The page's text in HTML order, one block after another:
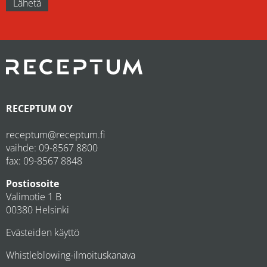
RECEPTUM OY
receptum@receptum.fi
vaihde: 09-8567 8800
fax: 09-8567 8848
Postiosoite
Valimotie 1 B
00380 Helsinki
Evästeiden käyttö
Whistleblowing-ilmoituskanava